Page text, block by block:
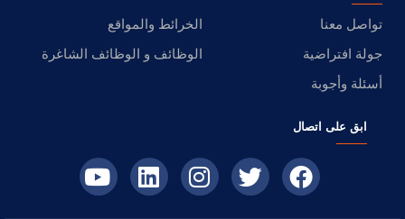
تواصل معنا
الخرائط والمواقع
جولة افتراضية
الوظائف و الوظائف الشاغرة
أسئلة وأجوبة
ابق على اتصال